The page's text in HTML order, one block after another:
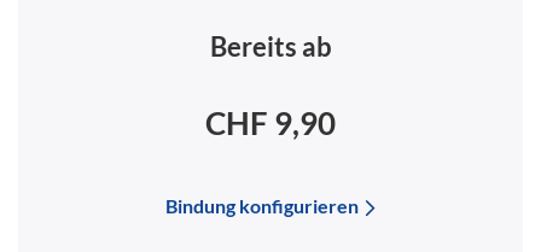
Bereits ab
CHF 9,90
Bindung konfigurieren